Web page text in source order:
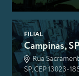
FILIAL
Campinas,
Rua
SP, CEP 13023-